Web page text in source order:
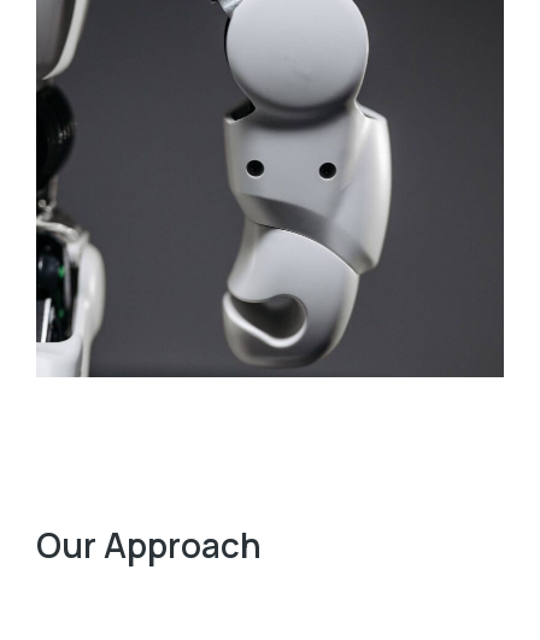
Our Approach